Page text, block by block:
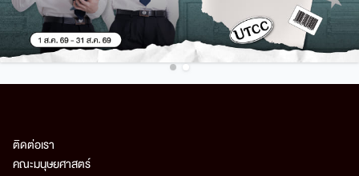
ติดต่อเรา
คณะมนุษยศาสตร์